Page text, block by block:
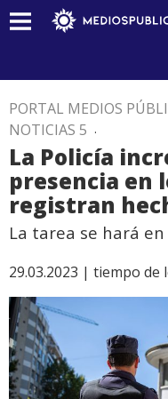
PORTAL MEDIOS
NOTICIAS 5 .
La Policía
presencia en
registran
La tarea se hará
29.03.2023 | tiempo de